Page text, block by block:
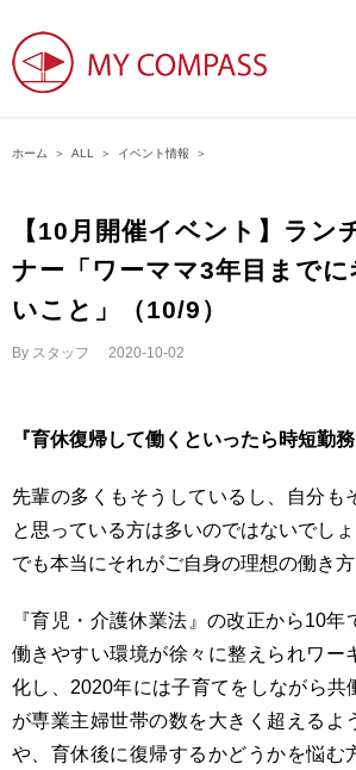
ホーム ＞ ALL ＞ イベント情報 ＞
【10月開催イベント】ラン
ナー「ワーママ3年目まで
いこと」（10/9）
By スタッフ 2020-10-02
『育休復帰して働くといったら時短勤務
先輩の多くもそうしているし、自分も
と思っている方は多いのではないでしょ
でも本当にそれがご自身の理想の働き方
『育児・介護休業法』の改正から10年
働きやすい環境が徐々に整えられワー
化し、2020年には子育てをしながら共
が専業主婦世帯の数を大きく超えるよ
や、育休後に復帰するかどうかを悩む